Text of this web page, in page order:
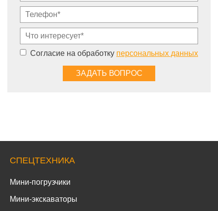
Согласие на обработку персональных данных
СПЕЦТЕХНИКА
Мини-погрузчики
Мини-экскаваторы